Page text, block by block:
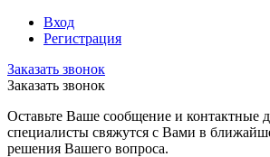
Вход
Регистрация
Заказать звонок
Заказать звонок
Оставьте Ваше сообщение и контактные
специалисты свяжутся с Вами в
решения Вашего вопроса.